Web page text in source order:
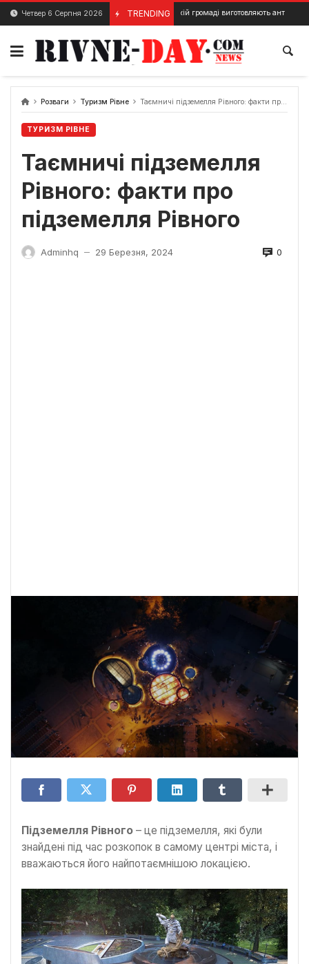
Skip
content
Четвер 6 Серпня 2026 TRENDING
3 Вересня, 2024 У Сарненській громаді виготовляють антидронові плащі
Розваги Туризм Рівне Таємничі підземелля Рівного: факти про підземелля Рівного
ТУРИЗМ РІВНЕ
Таємничі підземелля
Рівного: факти про
підземелля Рівного
Adminhq — 29 Березня, 2024 0
Підземелля Рівного – це підземелля, які були
знайдені під час розкопок в самому центрі міста, і
вважаються його найпотаємнішою локацією.